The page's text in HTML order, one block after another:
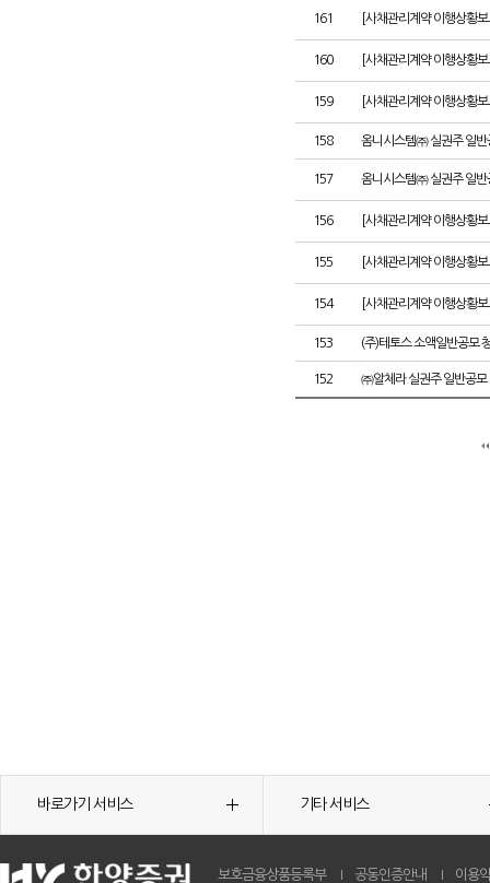
161 [사채관리계약 이행상황
160 [사채관리계약 이행상황
159 [사채관리계약 이행상황
158 옴니시스템㈜ 실권주 일반
157 옴니시스템㈜ 실권주 일반
156 [사채관리계약 이행상황
155 [사채관리계약 이행상황
154 [사채관리계약 이행상황
153 (주)테토스 소액일반공모
152 ㈜알체라 실권주 일반공모
바로가기 서비스 기타 서비스
보호금융상품등록부 공동인증안내 이용